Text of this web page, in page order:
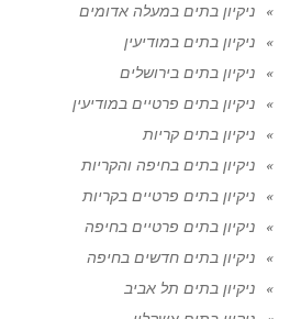
ניקיון בתים במעלה אדומים
ניקיון בתים במודיעין
ניקיון בתים בירושלים
ניקיון בתים פרטיים במודיעין
ניקיון בתים קריות
ניקיון בתים בחיפה והקריות
ניקיון בתים פרטיים בקריות
ניקיון בתים פרטיים בחיפה
ניקיון בתים חדשים בחיפה
ניקיון בתים תל אביב